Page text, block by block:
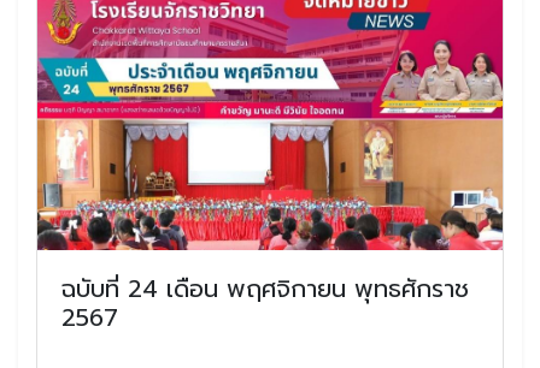
ฉบับที่ 24 เดือน พฤศจิกายน พุทธศักราช
2567